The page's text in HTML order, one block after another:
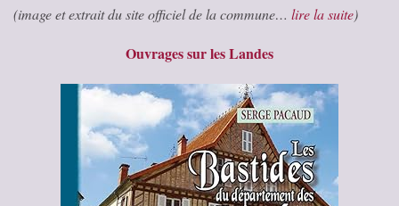
(image et extrait du site officiel de la commune… lire la suite)
Ouvrages sur les Landes